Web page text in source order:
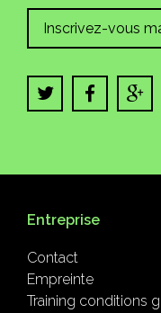
Inscrivez-vous
Entreprise
Contact
Empreinte
Training conditions